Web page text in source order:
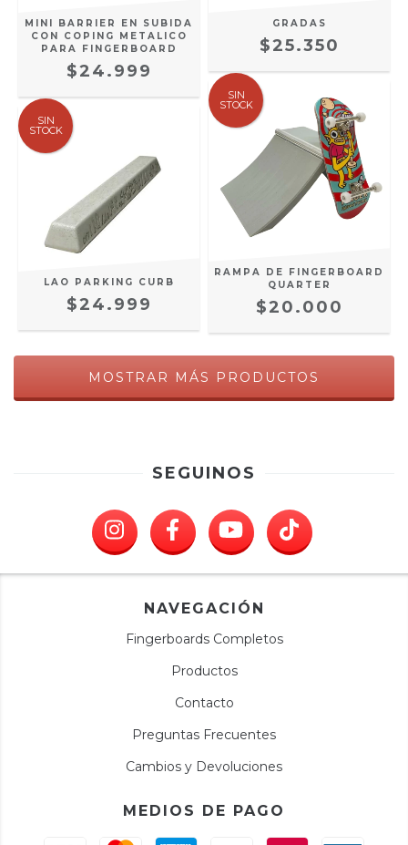
MINI BARRIER EN SUBIDA
CON COPING METALICO
PARA FINGERBOARD
$24.999
GRADAS
$25.350
SIN
STOCK
LAO PARKING CURB
$24.999
SIN
STOCK
RAMPA DE FINGERBOARD
QUARTER
$20.000
MOSTRAR MÁS PRODUCTOS
SEGUINOS
NAVEGACIÓN
Fingerboards Completos
Productos
Contacto
Preguntas Frecuentes
Cambios y Devoluciones
MEDIOS DE PAGO